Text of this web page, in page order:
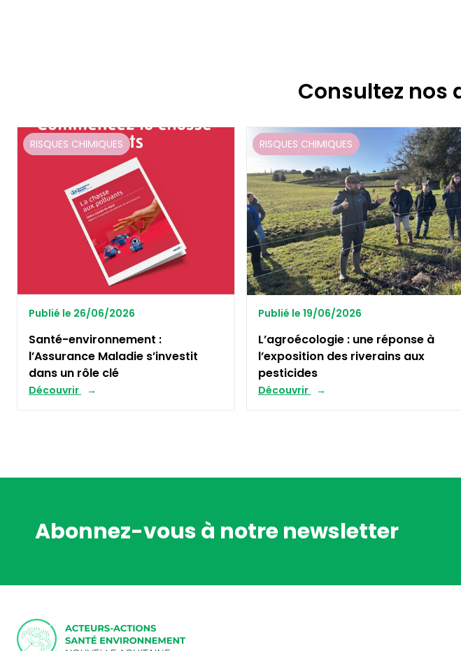
Consultez nos
RISQUES CHIMIQUES
Publié le 26/06/2026
Santé-environnement :
l’Assurance Maladie s’investit
dans un rôle clé
Découvrir
RISQUES CHIMIQUES
Publié le 19/06/2026
L’agroécologie : une réponse à
l’exposition des riverains aux
pesticides
Découvrir
Abonnez-vous à notre newsletter